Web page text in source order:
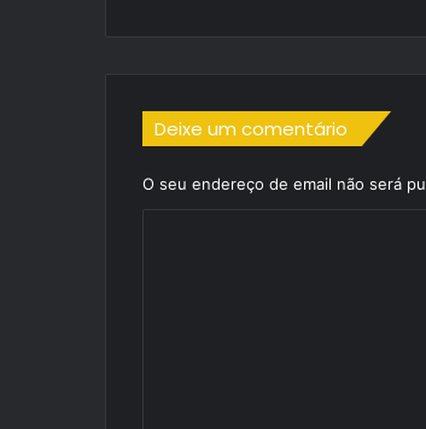
Deixe um comentário
O seu endereço de email não será